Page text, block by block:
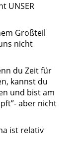
UNSER
Großteil
nicht
du Zeit für
kannst du
und bist am
aber nicht
ist relativ